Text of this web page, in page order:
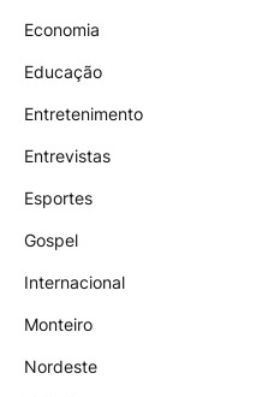
Economia
Educação
Entretenimento
Entrevistas
Esportes
Gospel
Internacional
Monteiro
Nordeste